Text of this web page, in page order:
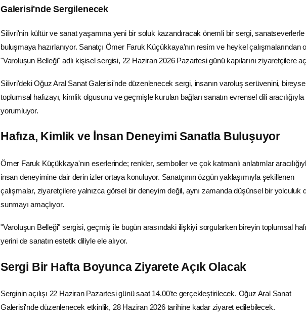
Galerisi'nde Sergilenecek
Silivri'nin kültür ve sanat yaşamına yeni bir soluk kazandıracak önemli bir sergi, sanatseverlerle
buluşmaya hazırlanıyor. Sanatçı Ömer Faruk Küçükkaya'nın resim ve heykel çalışmalarından
"Varoluşun Belleği" adlı kişisel sergisi, 22 Haziran 2026 Pazartesi günü kapılarını ziyaretçilere
Silivri'deki Oğuz Aral Sanat Galerisi'nde düzenlenecek sergi, insanın varoluş serüvenini,
toplumsal hafızayı, kimlik olgusunu ve geçmişle kurulan bağları sanatın evrensel dili aracılığıyla
yorumluyor.
Hafıza, Kimlik ve İnsan Deneyimi Sanatla Buluşuyor
Ömer Faruk Küçükkaya'nın eserlerinde; renkler, semboller ve çok katmanlı anlatımlar
insan deneyimine dair derin izler ortaya konuluyor. Sanatçının özgün yaklaşımıyla şekillenen
çalışmalar, ziyaretçilere yalnızca görsel bir deneyim değil, aynı zamanda düşünsel bir yolculuk
sunmayı amaçlıyor.
"Varoluşun Belleği" sergisi, geçmiş ile bugün arasındaki ilişkiyi sorgularken bireyin toplumsal
yerini de sanatın estetik diliyle ele alıyor.
Sergi Bir Hafta Boyunca Ziyarete Açık Olacak
Serginin açılışı 22 Haziran Pazartesi günü saat 14.00'te gerçekleştirilecek. Oğuz Aral Sanat
Galerisi'nde düzenlenecek etkinlik, 28 Haziran 2026 tarihine kadar ziyaret edilebilecek.